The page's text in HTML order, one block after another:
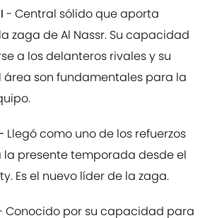
- Central sólido que aporta
zaga de Al Nassr. Su capacidad
a los delanteros rivales y su
área son fundamentales para la
Llegó como uno de los refuerzos
presente temporada desde el
Es el nuevo líder de la zaga.
Conocido por su capacidad para